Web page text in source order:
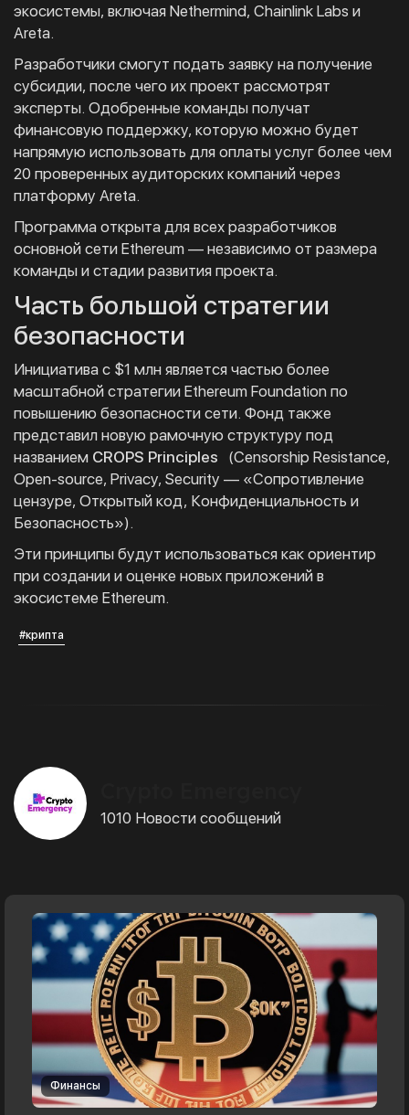
экосистемы, включая Nethermind, Chainlink Labs и
Areta.
Разработчики смогут подать заявку на получение
субсидии, после чего их проект рассмотрят
эксперты. Одобренные команды получат
финансовую поддержку, которую можно будет
напрямую использовать для оплаты услуг более чем
20 проверенных аудиторских компаний через
платформу Areta.
Программа открыта для всех разработчиков
основной сети Ethereum — независимо от размера
команды и стадии развития проекта.
Часть большой стратегии
безопасности
Инициатива с $1 млн является частью более
масштабной стратегии Ethereum Foundation по
повышению безопасности сети. Фонд также
представил новую рамочную структуру под
названием CROPS Principles
(Censorship Resistance,
Open-source, Privacy, Security — «Сопротивление
цензуре, Открытый код, Конфиденциальность и
Безопасность»).
Эти принципы будут использоваться как ориентир
при создании и оценке новых приложений в
экосистеме Ethereum.
#крипта
1010 Новости сообщений
Финансы